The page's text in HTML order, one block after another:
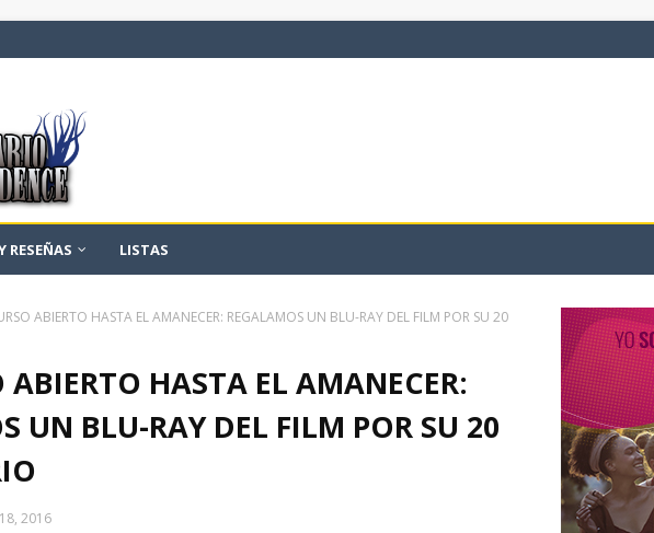
RESEÑAS LISTAS
ABIERTO HASTA EL AMANECER: REGALAMOS UN BLU-RAY DEL FILM POR SU 20
ABIERTO HASTA EL AMANECER:
UN BLU-RAY DEL FILM POR SU 20
2016